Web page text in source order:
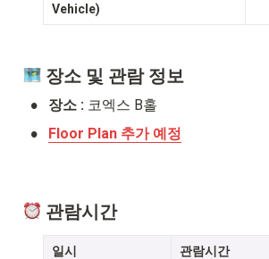
Vehicle)
장소 및 관람 정보
• 장소 : 코엑스 B홀
• Floor Plan 추가 예정
관람시간
일시 관람시간